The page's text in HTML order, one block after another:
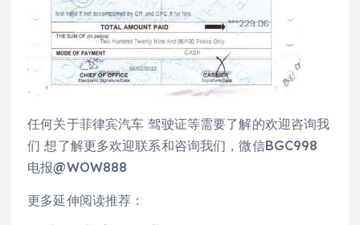
任何关于菲律宾汽车 驾驶证等需要了解的欢迎咨询我
们 想了解更多欢迎联系和咨询我们，微信BGC998
电报@WOW888
更多延伸阅读推荐：